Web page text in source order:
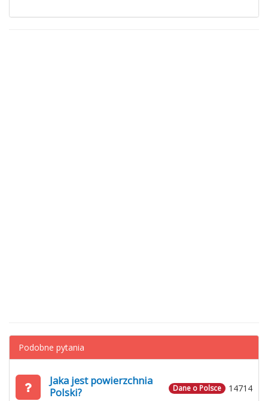
Podobne pytania
14714
Dane o Polsce
Jaka jest powierzchnia
Polski?